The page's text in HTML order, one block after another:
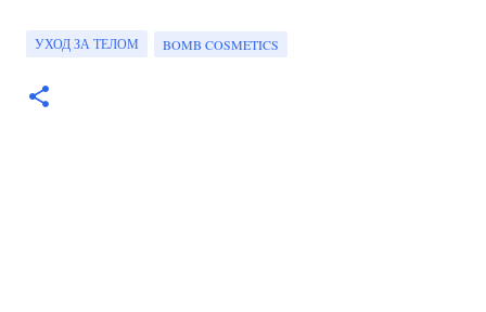
УХОД ЗА ТЕЛОМ BOMB COSMETICS